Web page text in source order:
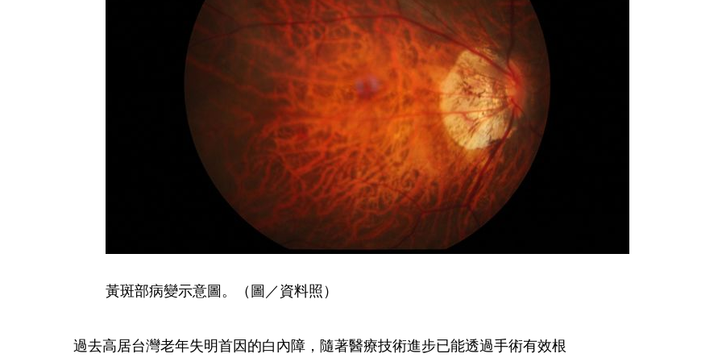
黃斑部病變示意圖。（圖／資料照）
過去高居台灣老年失明首因的白內障，隨著醫療技術進步已能透過手術有效根